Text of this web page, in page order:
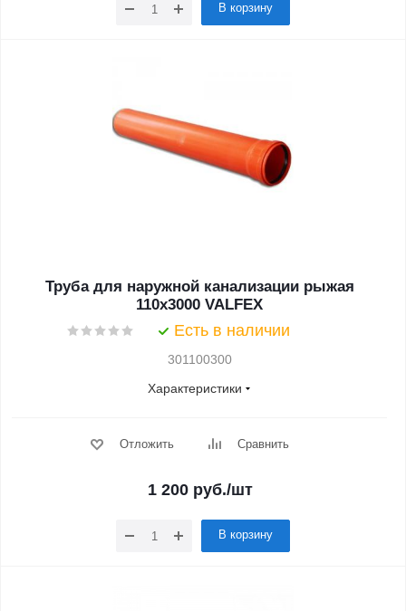
В корзину
Труба для наружной канализации рыжая
110x3000 VALFEX
Есть в наличии
301100300
Характеристики
Отложить Сравнить
1 200руб./шт
В корзину